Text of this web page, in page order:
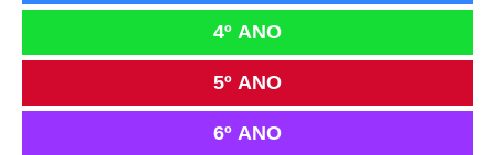
4º ANO
5º ANO
6º ANO